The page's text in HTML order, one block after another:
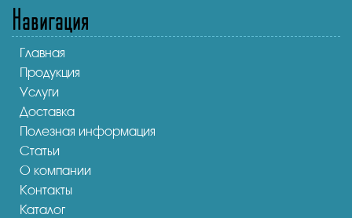
Навигация
Главная
Продукция
Услуги
Доставка
Полезная информация
Статьи
О компании
Контакты
Каталог